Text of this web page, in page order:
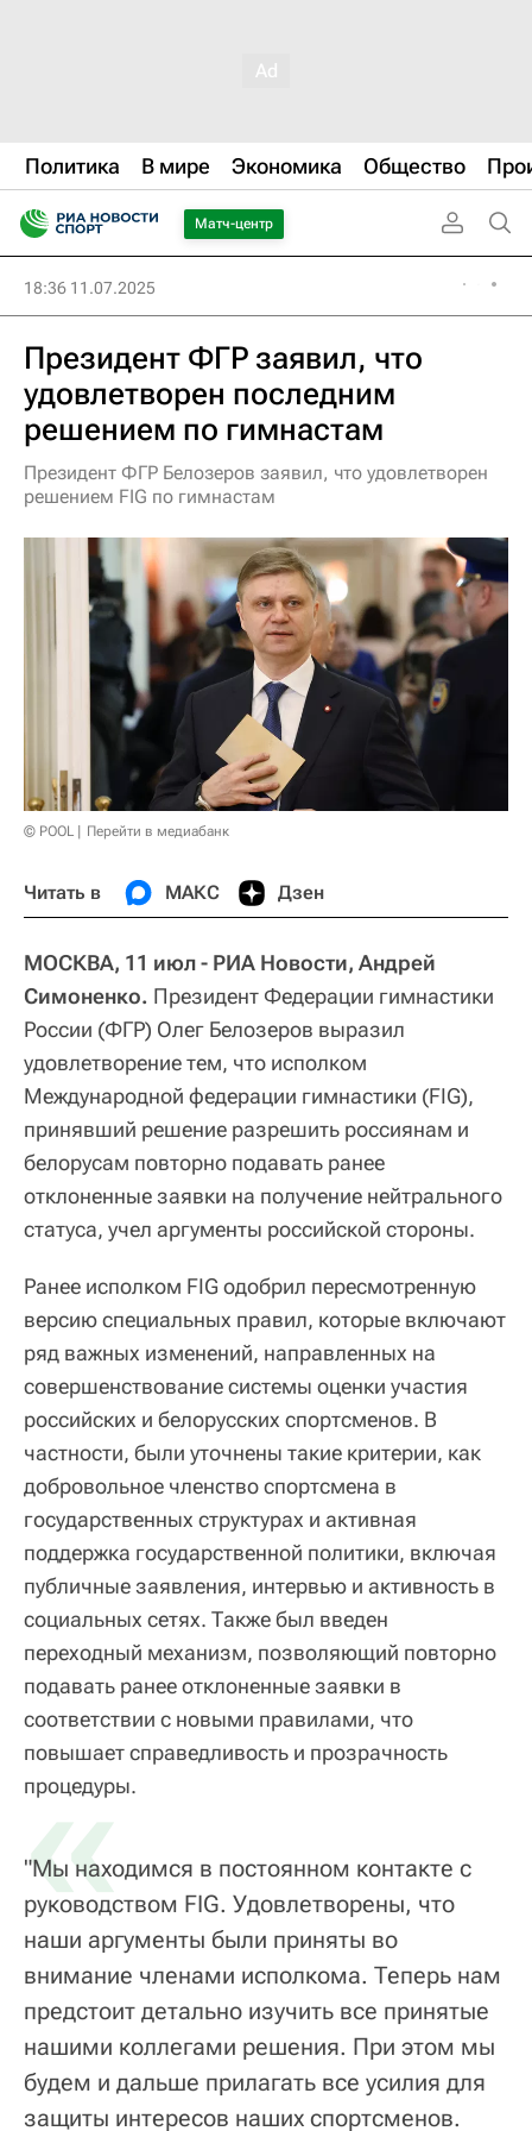
Политика В мире Экономика Общество
Матч-центр
18:36 11.07.2025
Президент ФГР заявил, что
удовлетворен последним
решением по гимнастам
Президент ФГР Белозеров заявил, что удовлетворен
решением FIG по гимнастам
© POOL Перейти в медиабанк
Читать в МАКС Дзен
МОСКВА, 11 июл - РИА Новости, Андрей
Симоненко. Президент Федерации гимнастики
России (ФГР) Олег Белозеров выразил
удовлетворение тем, что исполком
Международной федерации гимнастики (FIG),
принявший решение разрешить россиянам и
белорусам повторно подавать ранее
отклоненные заявки на получение нейтрального
статуса, учел аргументы российской стороны.
Ранее исполком FIG одобрил пересмотренную
версию специальных правил, которые включают
ряд важных изменений, направленных на
совершенствование системы оценки участия
российских и белорусских спортсменов. В
частности, были уточнены такие критерии, как
добровольное членство спортсмена в
государственных структурах и активная
поддержка государственной политики, включая
публичные заявления, интервью и активность в
социальных сетях. Также был введен
переходный механизм, позволяющий повторно
подавать ранее отклоненные заявки в
соответствии с новыми правилами, что
повышает справедливость и прозрачность
процедуры.
«
"Мы находимся в постоянном контакте с
руководством FIG. Удовлетворены, что
наши аргументы были приняты во
внимание членами исполкома. Теперь нам
предстоит детально изучить все принятые
нашими коллегами решения. При этом мы
будем и дальше прилагать все усилия для
защиты интересов наших спортсменов.